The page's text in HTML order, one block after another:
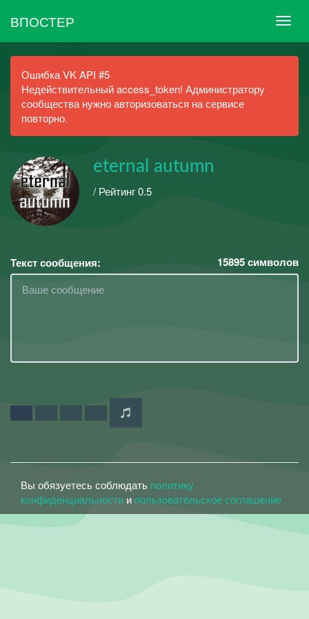
ВПОСТЕР
Ошибка VK API #5
Недействительный access_token! Администратору
сообщества нужно авторизоваться на сервисе
повторно.
eternal autumn
/ Рейтинг 0.5
Текст сообщения: 15895символов
Вы обязуетесь соблюдать политику
конфиденциальности и пользовательское соглашение